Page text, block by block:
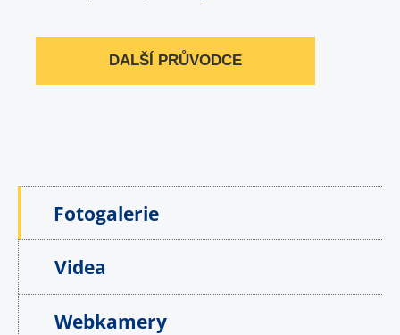
DALŠÍ PRŮVODCE
Fotogalerie
Videa
Webkamery